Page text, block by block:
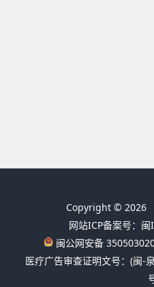
Copyright © 2026
网站ICP备案号：
闽公网安备
医疗广告审查证明文号：(闽-